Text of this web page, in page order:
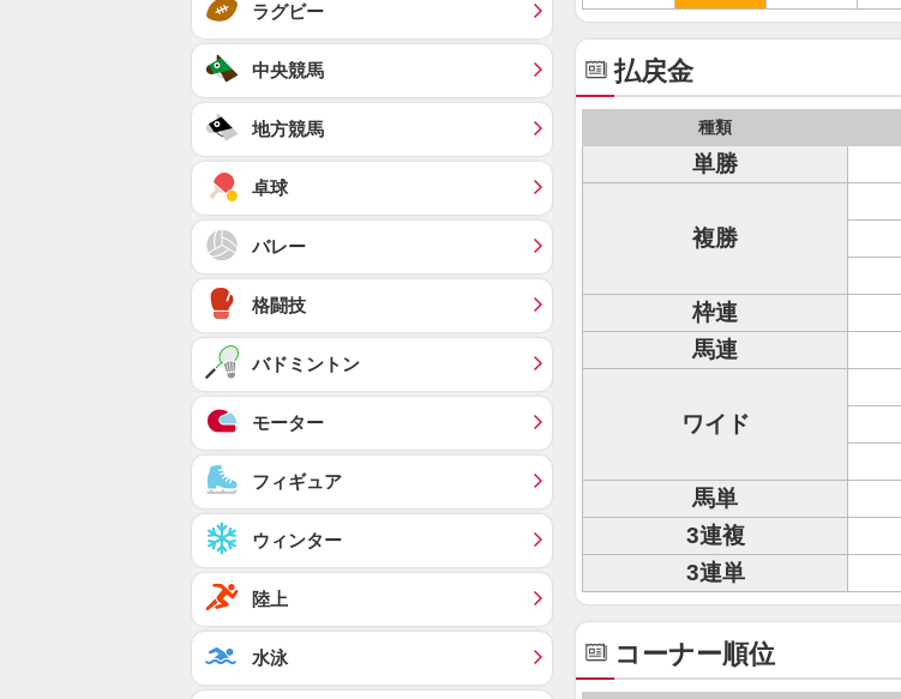
払戻金
種類
単勝
複勝
枠連
馬連
ワイド
馬単
3連複
3連単
コーナー順位
ラグビー
中央競馬
地方競馬
卓球
バレー
格闘技
バドミントン
モーター
フィギュア
ウィンター
陸上
水泳